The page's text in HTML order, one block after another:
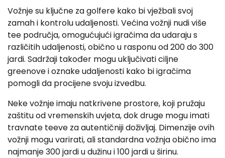
Vožnje su ključne za golfere kako bi vježbali svoj
zamah i kontrolu udaljenosti. Većina vožnji nudi više
tee područja, omogućujući igračima da udaraju s
različitih udaljenosti, obično u rasponu od 200 do 300
jardi. Sadržaji također mogu uključivati ciljne
greenove i oznake udaljenosti kako bi igračima
pomogli da procijene svoju izvedbu.
Neke vožnje imaju natkrivene prostore, koji pružaju
zaštitu od vremenskih uvjeta, dok druge mogu imati
travnate teeve za autentičniji doživljaj. Dimenzije ovih
vožnji mogu varirati, ali standardna vožnja obično ima
najmanje 300 jardi u dužinu i 100 jardi u širinu.